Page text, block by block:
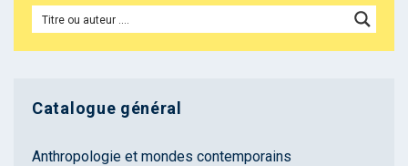
Catalogue général
Anthropologie et mondes contemporains